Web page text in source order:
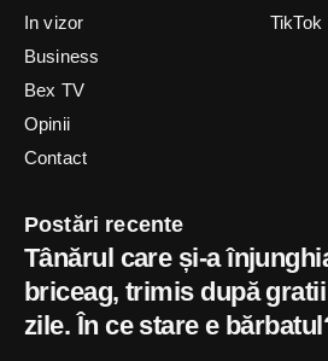
In vizor
Business
Bex TV
Opinii
Contact
TikTok
Postări recente
Tânărul care și-a
briceag, trimis după
zile. În ce stare e